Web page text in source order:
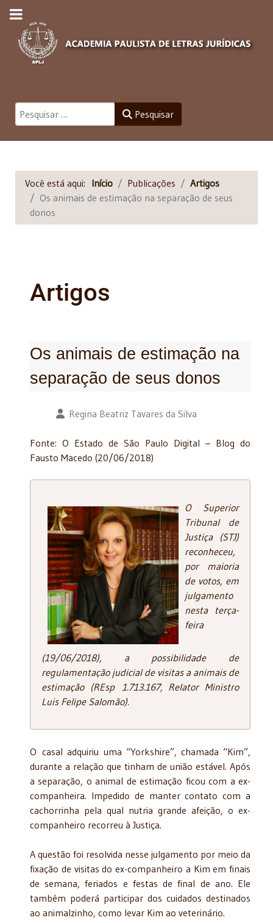
Pesquisar Pesquisar
Você está aqui: Início Publicações
Artigos
Os animais de estimação na separação de seus
donos
Artigos
Os animais de estimação na
separação de seus donos
Detalhes Regina Beatriz Tavares da Silva
Fonte: O Estado de São Paulo Digital – Blog do
Fausto Macedo (20/06/2018)
O Superior
Tribunal de
Justiça (STJ)
reconheceu,
por maioria
de votos, em
julgamento
nesta terça-
feira
(19/06/2018), a possibilidade de
regulamentação judicial de visitas a animais de
estimação (REsp 1.713.167, Relator Ministro
Luis Felipe Salomão).
O casal adquiriu uma “Yorkshire”, chamada “Kim”,
durante a relação que tinham de união estável. Após
a separação, o animal de estimação ficou com a ex-
companheira. Impedido de manter contato com a
cachorrinha pela qual nutria grande afeição, o ex-
companheiro recorreu à Justiça.
A questão foi resolvida nesse julgamento por meio da
fixação de visitas do ex-companheiro a Kim em finais
de semana, feriados e festas de final de ano. Ele
também poderá participar dos cuidados destinados
ao animalzinho, como levar Kim ao veterinário.